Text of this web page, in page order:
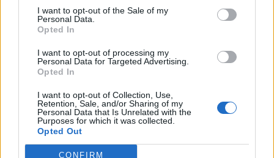
I want to opt-out of the Sale of my
Personal Data.
Opted In
I want to opt-out of processing my
Personal Data for Targeted Advertising.
Opted In
I want to opt-out of Collection, Use,
Retention, Sale, and/or Sharing of my
Personal Data that Is Unrelated with the
Purposes for which it was collected.
Opted Out
CONFIRM
In Kingshill lag eine Kuh im Brunnen und ist nun wieder
verschwunden.
Araboth ,VampyrAngelundLilyfeegefällt dies.
Fabiman
Forenfreak
Gute Frage wie das mit der Kuh passiert ist